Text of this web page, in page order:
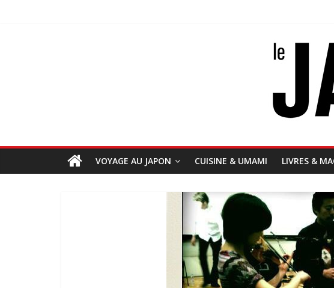
VOYAGE AU JAPON CUISINE & UMAMI LIVRES &